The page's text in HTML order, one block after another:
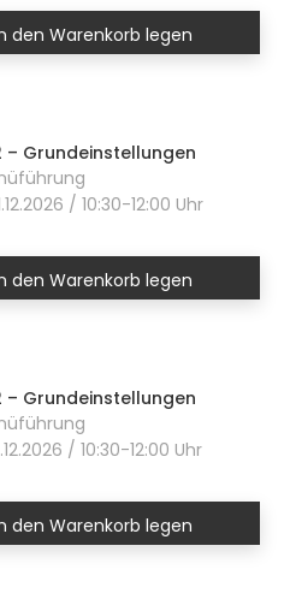
den Warenkorb legen
– Grundeinstellungen
/ 10:30-12:00 Uhr
den Warenkorb legen
– Grundeinstellungen
/ 10:30-12:00 Uhr
den Warenkorb legen